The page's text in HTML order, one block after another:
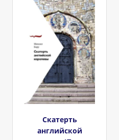
Скатерть
английской